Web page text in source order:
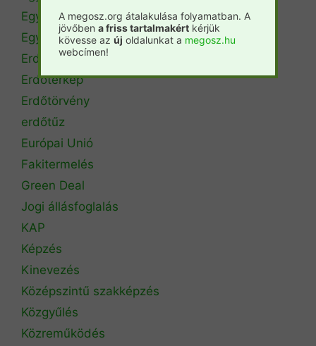
Egyetemi hírek
Egyetemi szintű oktatás
Erdészeti szakszemélyzet
Erdőtérkép
Erdőtörvény
erdőtűz
Európai Unió
Fakitermelés
Green Deal
Jogi állásfoglalás
KAP
Képzés
Kinevezés
Középszintű szakképzés
Közgyűlés
Közreműködés
A megosz.org átalakulása folyamatban. A
jövőben a friss tartalmakért kérjük
kövesse az új oldalunkat a megosz.hu
webcímen!